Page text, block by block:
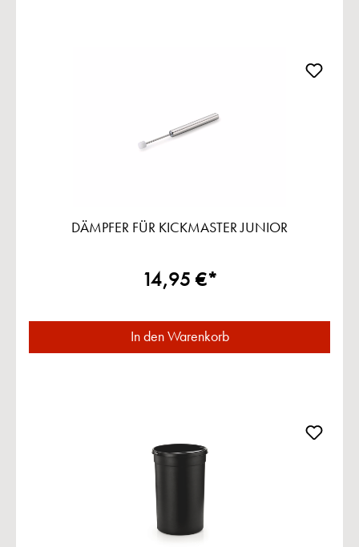
DÄMPFER FÜR KICKMASTER JUNIOR
14,95 €*
In den Warenkorb